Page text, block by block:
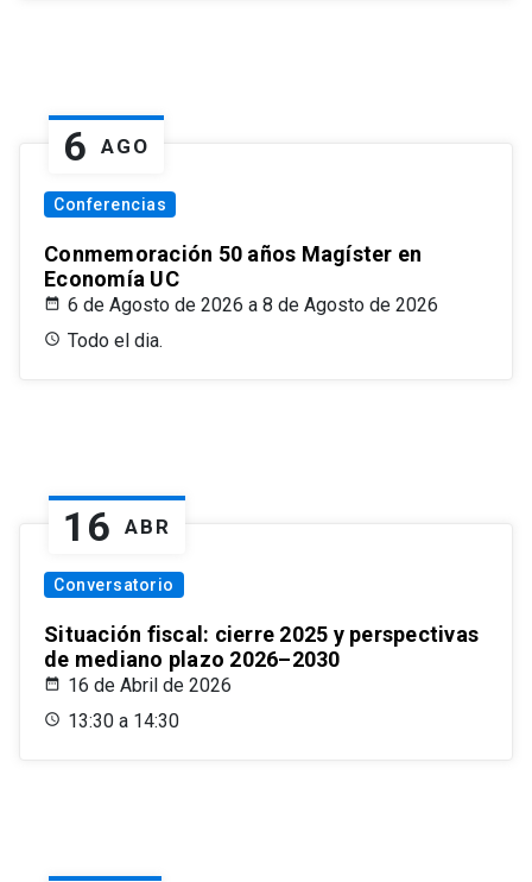
6 AGO
Conferencias
Conmemoración 50 años Magíster en
Economía UC
6 de Agosto de 2026 a 8 de Agosto de 2026
Todo el dia.
16 ABR
Conversatorio
Situación fiscal: cierre 2025 y perspectivas
de mediano plazo 2026–2030
16 de Abril de 2026
13:30 a 14:30